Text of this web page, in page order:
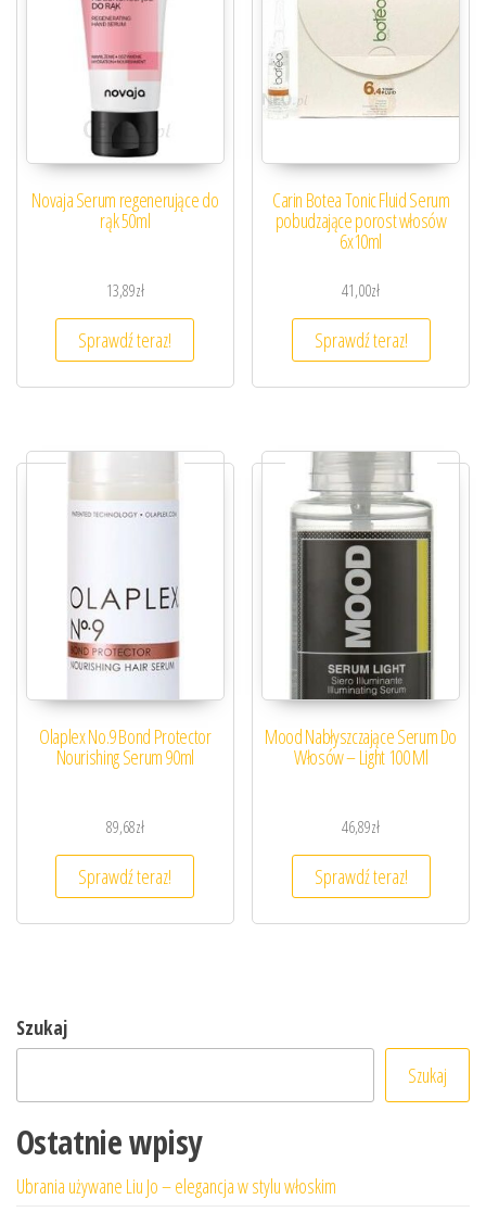
Novaja Serum regenerujące do
rąk 50ml
13,89zł
Sprawdź teraz!
Carin Botea Tonic Fluid Serum
pobudzające porost włosów
6x10ml
41,00zł
Sprawdź teraz!
Olaplex No.9 Bond Protector
Nourishing Serum 90ml
89,68zł
Sprawdź teraz!
Mood Nabłyszczające Serum Do
Włosów – Light 100 Ml
46,89zł
Sprawdź teraz!
Szukaj
Szukaj
Ostatnie wpisy
Ubrania używane Liu Jo – elegancja w stylu włoskim